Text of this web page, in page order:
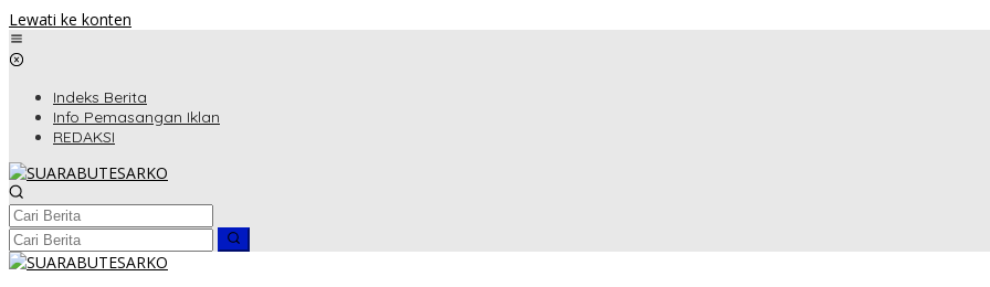
Lewati ke konten
Indeks Berita
Info Pemasangan Iklan
REDAKSI